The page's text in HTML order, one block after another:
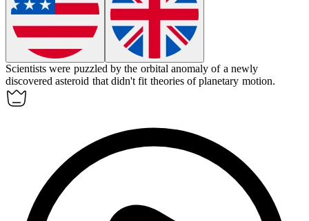
Scientists were puzzled by the orbital anomaly of a newly
discovered asteroid that didn't fit theories of planetary motion.